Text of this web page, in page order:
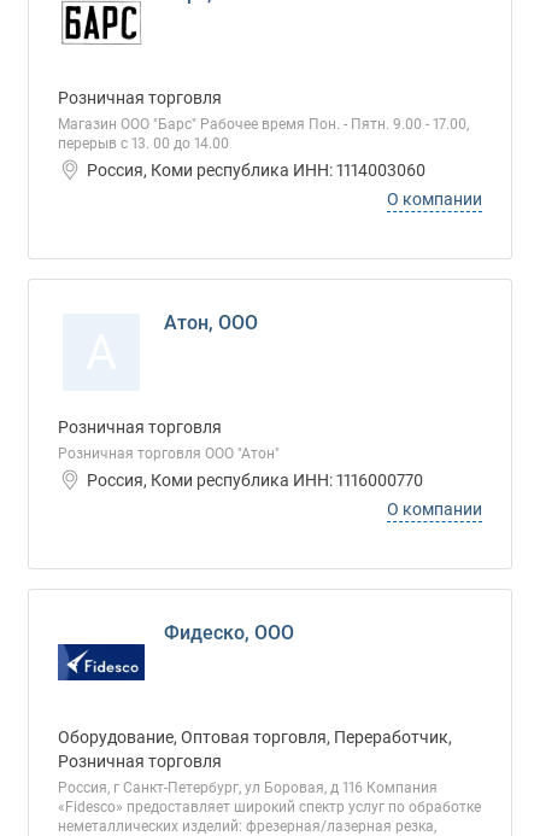
Розничная торговля
Магазин ООО "Барс" Рабочее время Пон. - Пятн. 9.00 - 17.00,
перерыв с 13. 00 до 14.00
Россия, Коми республика ИНН: 1114003060
О компании
Атон, ООО
Розничная торговля
Розничная торговля ООО "Атон"
Россия, Коми республика ИНН: 1116000770
О компании
Фидеско, ООО
Оборудование, Оптовая торговля, Переработчик,
Розничная торговля
Россия, г Санкт-Петербург, ул Боровая, д 116 Компания
«Fidesco» предоставляет широкий спектр услуг по обработке
неметаллических изделий: фрезерная/лазерная резка,